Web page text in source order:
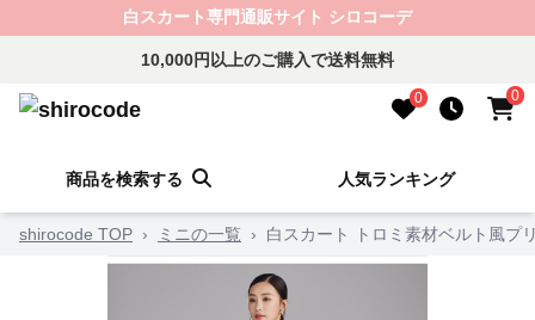
白スカート専門通販サイト シロコーデ
10,000円以上のご購入で送料無料
0 0
商品を検索する 人気ランキング
shirocode TOP › ミニの一覧 › 白スカート トロミ素材ベルト風プ